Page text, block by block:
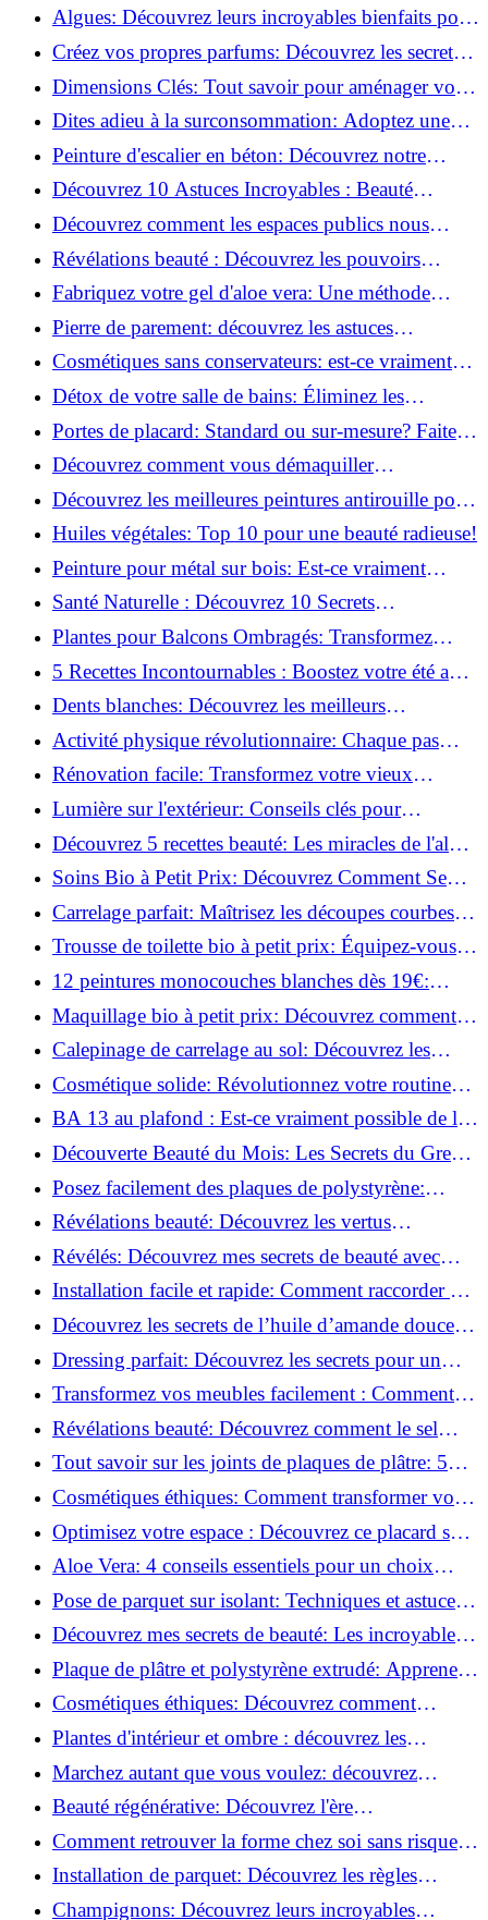
revitaliser les peaux fatiguées!
Algues: Découvrez leurs incroyables bienfaits pour
la santé et la beauté!
Créez vos propres parfums: Découvrez les secrets
de la fabrication artisanale!
Dimensions Clés: Tout savoir pour aménager votre
salle de bains!
Dites adieu à la surconsommation: Adoptez une
vie plus simple!
Peinture d'escalier en béton: Découvrez notre
tutoriel facile et rapide!
Découvrez 10 Astuces Incroyables : Beauté
Naturelle avec le Concombre !
Découvrez comment les espaces publics nous
incitent à être plus actifs : Révélations surprenantes!
Révélations beauté : Découvrez les pouvoirs
insoupçonnés du concombre!
Fabriquez votre gel d'aloe vera: Une méthode
simple et rapide à la maison!
Pierre de parement: découvrez les astuces
infaillibles pour un nettoyage parfait!
Cosmétiques sans conservateurs: est-ce vraiment
possible?
Détox de votre salle de bains: Éliminez les
ingrédients nocifs dès maintenant!
Portes de placard: Standard ou sur-mesure? Faites
le meilleur choix!
Découvrez comment vous démaquiller
naturellement: Astuces et secrets révélés!
Découvrez les meilleures peintures antirouille pour
le fer: Top 12 analysé!
Huiles végétales: Top 10 pour une beauté radieuse!
Peinture pour métal sur bois: Est-ce vraiment
possible?
Santé Naturelle : Découvrez 10 Secrets
Incontournables pour un Bien-être Optimal!
Plantes pour Balcons Ombragés: Transformez
votre Terrasse en Oasis Verte!
5 Recettes Incontournables : Boostez votre été avec
des huiles essentielles!
Dents blanches: Découvrez les meilleurs
ingrédients naturels!
Activité physique révolutionnaire: Chaque pas
compte pour votre santé!
Rénovation facile: Transformez votre vieux
parquet irrégulier en un clin d'œil!
Lumière sur l'extérieur: Conseils clés pour
concevoir et installer votre éclairage!
Découvrez 5 recettes beauté: Les miracles de l'aloe
vera pour votre peau!
Soins Bio à Petit Prix: Découvrez Comment Se
Chouchouter Pour Moins de 35€!
Carrelage parfait: Maîtrisez les découpes courbes
facilement!
Trousse de toilette bio à petit prix: Équipez-vous
pour moins de 25€!
12 peintures monocouches blanches dès 19€:
Découvrez les meilleures offres!
Maquillage bio à petit prix: Découvrez comment
s'équiper pour moins de 50€!
Calepinage de carrelage au sol: Découvrez les
astuces incontournables!
Cosmétique solide: Révolutionnez votre routine
beauté pour zéro déchet!
BA 13 au plafond : Est-ce vraiment possible de les
coller ?
Découverte Beauté du Mois: Les Secrets du Green
Glamour !
Posez facilement des plaques de polystyrène:
Transformez votre plafond sans effort !
Révélations beauté: Découvrez les vertus
insoupçonnées de l'huile de coco!
Révélés: Découvrez mes secrets de beauté avec
l'huile de ricin!
Installation facile et rapide: Comment raccorder un
luminaire au plafond!
Découvrez les secrets de l’huile d’amande douce :
Pourquoi vous devez l'adopter!
Dressing parfait: Découvrez les secrets pour un
rangement optimal!
Transformez vos meubles facilement : Comment
installer des roulettes en un clin d'œil !
Révélations beauté: Découvrez comment le sel
transforme votre routine!
Tout savoir sur les joints de plaques de plâtre: 5
questions clés pour comprendre les fissures!
Cosmétiques éthiques: Comment transformer votre
routine beauté!
Optimisez votre espace : Découvrez ce placard sous
rampant à portes coulissantes!
Aloe Vera: 4 conseils essentiels pour un choix
parfait!
Pose de parquet sur isolant: Techniques et astuces
pour un sol parfait!
Découvrez mes secrets de beauté: Les incroyables
vertus du raisin!
Plaque de plâtre et polystyrène extrudé: Apprenez
à les coller efficacement!
Cosmétiques éthiques: Découvrez comment
transformer votre routine beauté!
Plantes d'intérieur et ombre : découvrez les
meilleures pour votre maison !
Marchez autant que vous voulez: découvrez
pourquoi c'est bénéfique!
Beauté régénérative: Découvrez l'ère
révolutionnaire de la cosmétique verte!
Comment retrouver la forme chez soi sans risque
de blessure: Techniques et conseils sûrs!
Installation de parquet: Découvrez les règles
essentielles à respecter!
Champignons: Découvrez leurs incroyables